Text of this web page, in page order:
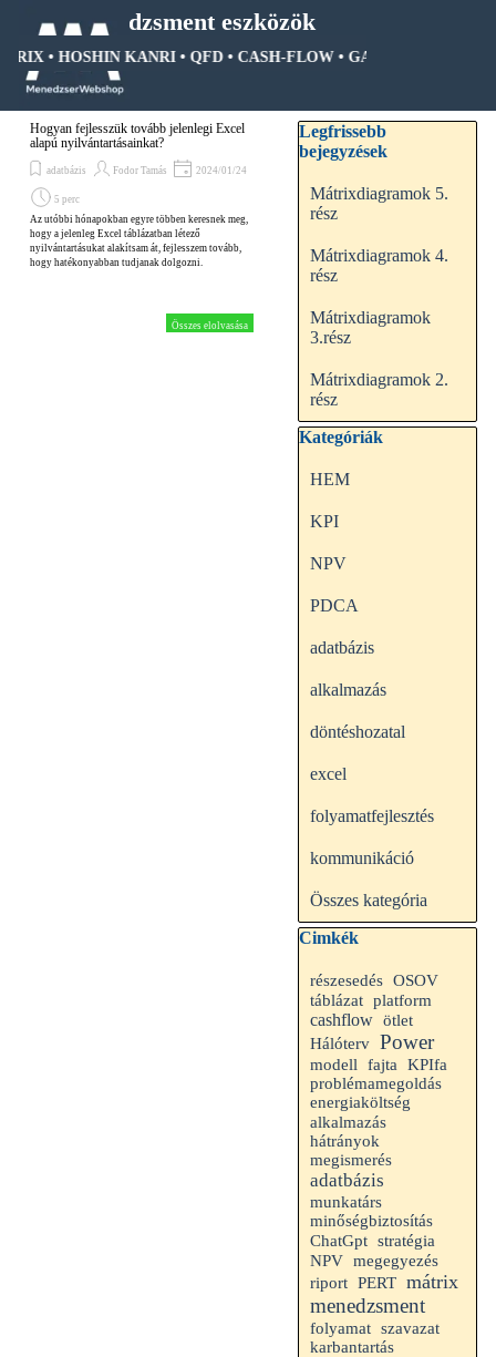
Menedzsment eszközök
• HOSHIN KANRI • QFD • CASH-FLOW • GANTT DIAGRAM •
Ugrás a menüre
Hogyan fejlesszük tovább jelenlegi Excel
alapú nyilvántartásainkat?
adatbázis Fodor Tamás 2024/01/24
5 perc
Az utóbbi hónapokban egyre többen keresnek meg,
hogy a jelenleg Excel táblázatban létező
nyilvántartásukat alakítsam át, fejlesszem tovább,
hogy hatékonyabban tudjanak dolgozni.
Összes elolvasása
Kihagy blokk Legfrissebb
Legfrissebb
bejegyzések
Mátrixdiagramok 5.
rész
Mátrixdiagramok 4.
rész
Mátrixdiagramok
3.rész
Mátrixdiagramok 2.
rész
Kihagy blokk Kategóriák
Kategóriák
HEM
KPI
NPV
PDCA
adatbázis
alkalmazás
döntéshozatal
excel
folyamatfejlesztés
kommunikáció
Összes kategória
Kihagy blokk Cimkék
Cimkék
részesedés OSOV
táblázat platform
cashflow ötlet
Hálóterv Power
modell fajta
KPIfa
problémamegoldás
energiaköltség
alkalmazás
hátrányok
megismerés
adatbázis
munkatárs
minőségbiztosítás
ChatGpt stratégia
NPV megegyezés
riport PERT mátrix
menedzsment
folyamat szavazat
karbantartás